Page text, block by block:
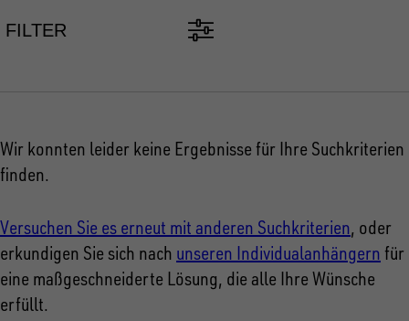
FILTER
Wir konnten leider keine Ergebnisse für Ihre Suchkriterien
finden.
Versuchen Sie es erneut mit anderen Suchkriterien, oder
erkundigen Sie sich nach unseren Individualanhängern für
eine maßgeschneiderte Lösung, die alle Ihre Wünsche
erfüllt.